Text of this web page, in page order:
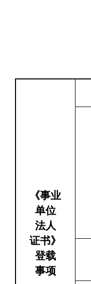
《事业
单位
法人
证书》
登载
事项